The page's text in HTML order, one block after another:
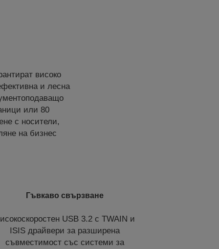
високо
и лесна
или 80
с носители,
на бизнес
Гъвкаво свързване
USB 3.2 с TWAIN и
ISIS драйвери за разширена
съвместимост със системи за